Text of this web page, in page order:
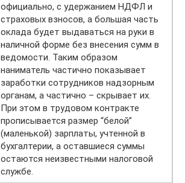
официально, с удержанием НДФЛ и
страховых взносов, а большая часть
оклада будет выдаваться на руки в
наличной форме без внесения сумм в
ведомости. Таким образом
наниматель частично показывает
заработки сотрудников надзорным
органам, а частично – скрывает их.
При этом в трудовом контракте
прописывается размер “белой”
(маленькой) зарплаты, учтенной в
бухгалтерии, а оставшиеся суммы
остаются неизвестными налоговой
службе.